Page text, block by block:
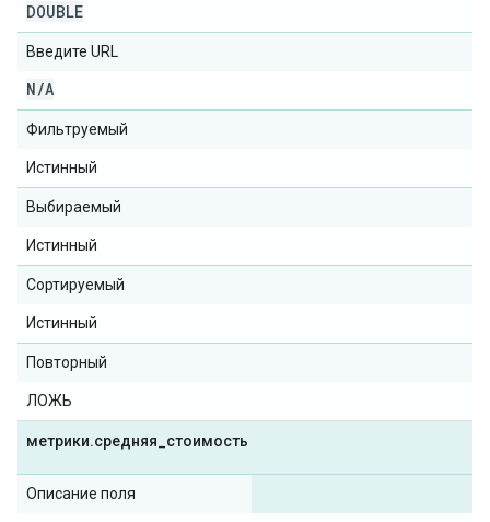
DOUBLE
Введите URL
N/A
Фильтруемый
Истинный
Выбираемый
Истинный
Сортируемый
Истинный
Повторный
ЛОЖЬ
метрики.средняя стоимость
Описание поля